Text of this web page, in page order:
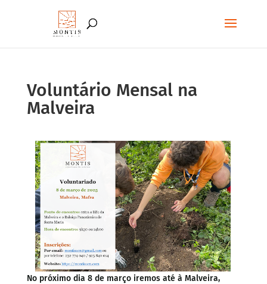
Voluntário Mensal na
Malveira
No próximo dia 8 de março iremos até à Malveira,